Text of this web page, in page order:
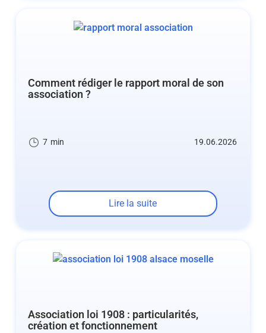
Comment rédiger le rapport moral de son
association ?
7 min 19.06.2026
Lire la suite
Association loi 1908 : particularités,
création et fonctionnement